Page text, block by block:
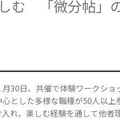
む 「微分帖」
30日、共催で体験ワークショ
とした多様な職種が50人以上
れ、楽しむ経験を通して他者